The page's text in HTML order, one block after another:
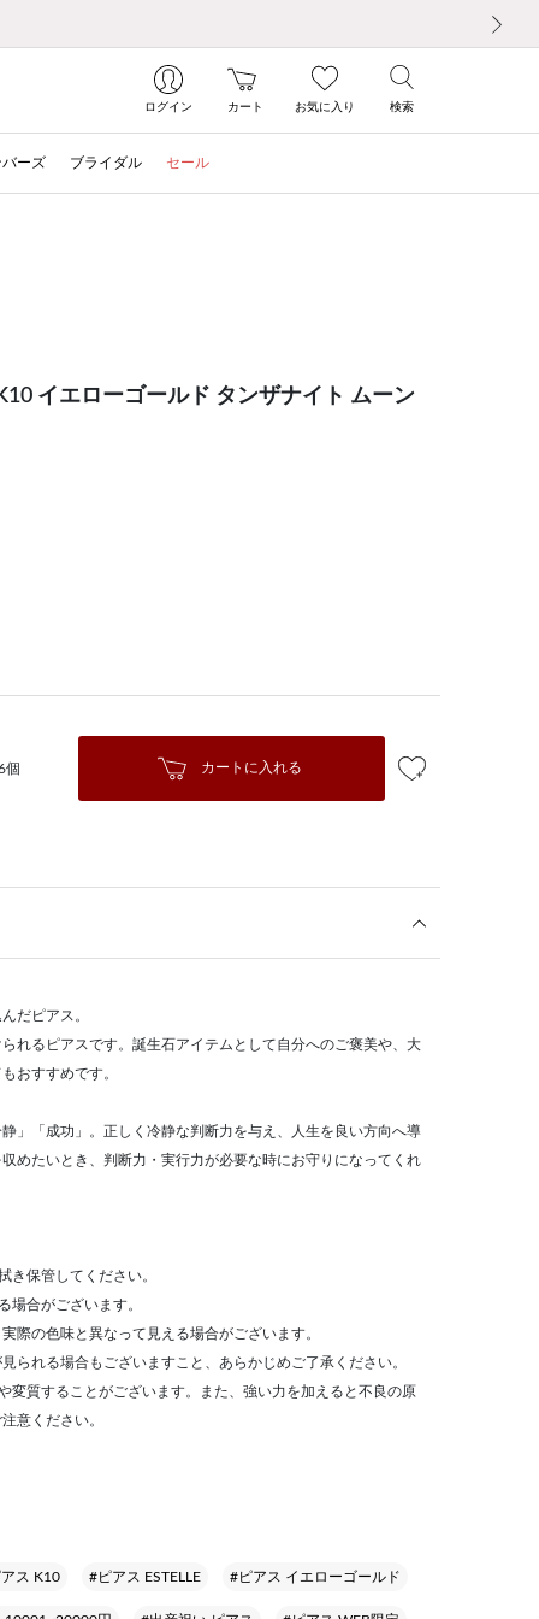
ログイン カート お気に入り 検索
バーズ ブライダル セール
イエローゴールド タンザナイト ムーン
個 カートに入れる
だピアス。
れるピアスです。誕生石アイテムとして自分へのご褒美や、大
おすすめです。
」「成功」。正しく冷静な判断力を与え、人生を良い方向へ導
めたいとき、判断力・実行力が必要な時にお守りになってくれ
き保管してください。
場合がございます。
際の色味と異なって見える場合がございます。
られる場合もございますこと、あらかじめご了承ください。
変質することがございます。また、強い力を加えると不良の原
意ください。
ス K10 #ピアス ESTELLE #ピアス イエローゴールド